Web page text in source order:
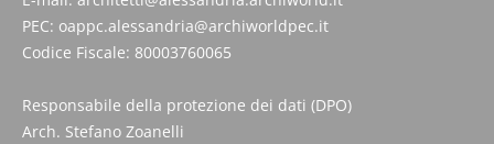
PEC: oappc.alessandria@archiworldpec.it
Codice Fiscale: 80003760065
Responsabile della protezione dei dati (DPO)
Arch. Stefano Zoanelli